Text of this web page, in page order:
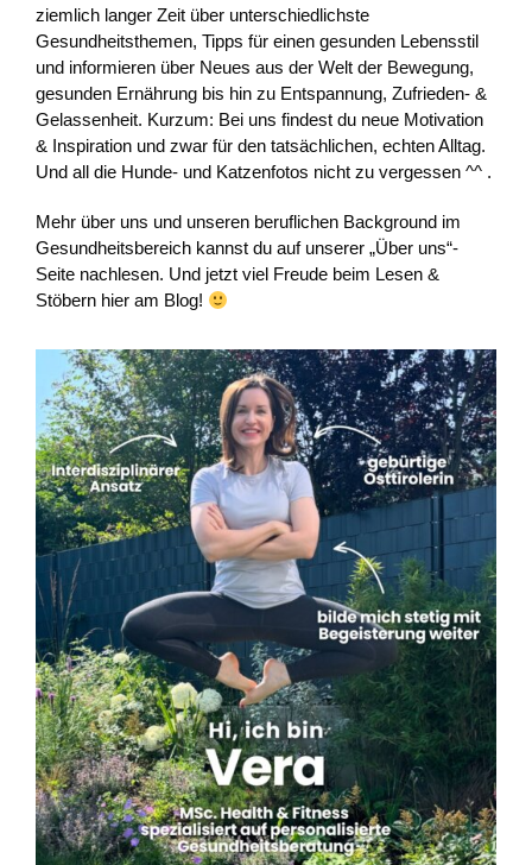
ziemlich langer Zeit über unterschiedlichste
Gesundheitsthemen, Tipps für einen gesunden Lebensstil
und informieren über Neues aus der Welt der Bewegung,
gesunden Ernährung bis hin zu Entspannung, Zufrieden- &
Gelassenheit. Kurzum: Bei uns findest du neue Motivation
& Inspiration und zwar für den tatsächlichen, echten Alltag.
Und all die Hunde- und Katzenfotos nicht zu vergessen ^^ .
Mehr über uns und unseren beruflichen Background im
Gesundheitsbereich kannst du auf unserer „Über uns“-
Seite nachlesen. Und jetzt viel Freude beim Lesen &
Stöbern hier am Blog!